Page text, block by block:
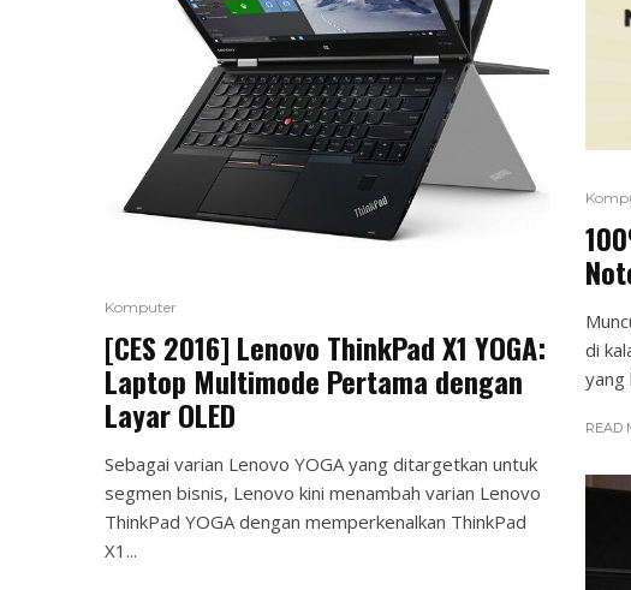
Komputer
[CES 2016] Lenovo ThinkPad X1 YOGA:
Laptop Multimode Pertama dengan
Layar OLED
Sebagai varian Lenovo YOGA yang ditargetkan untuk
segmen bisnis, Lenovo kini menambah varian Lenovo
ThinkPad YOGA dengan memperkenalkan ThinkPad
X1...
di
yang
READ